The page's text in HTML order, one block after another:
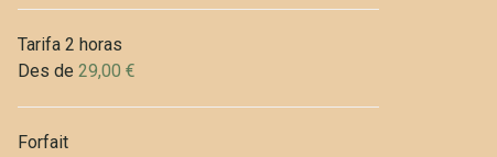
Tarifa 2 horas
Des de 29,00 €
Forfait